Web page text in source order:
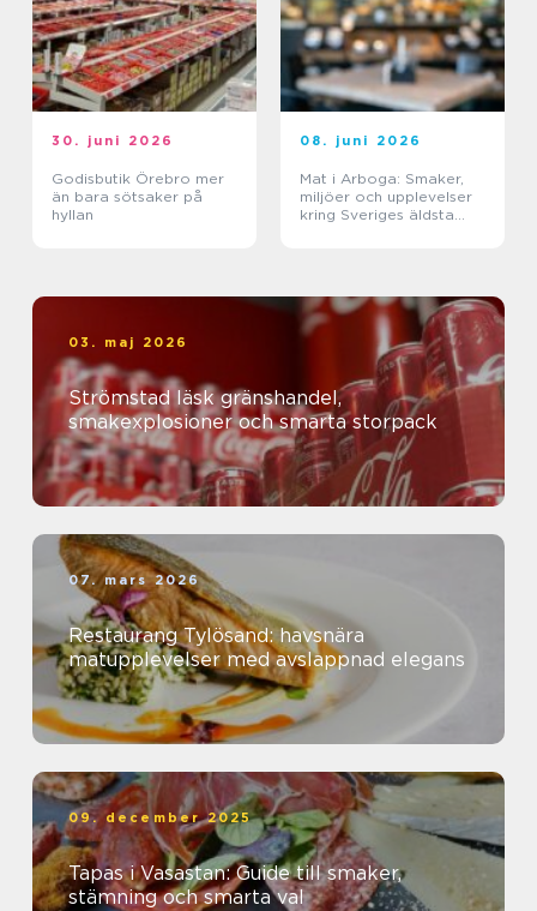
30. juni 2026
Godisbutik Örebro mer
än bara sötsaker på
hyllan
08. juni 2026
Mat i Arboga: Smaker,
miljöer och upplevelser
kring Sveriges äldsta
03. maj 2026
Strömstad läsk gränshandel,
smakexplosioner och smarta storpack
07. mars 2026
Restaurang Tylösand: havsnära
matupplevelser med avslappnad elegans
09. december 2025
Tapas i Vasastan: Guide till smaker,
stämning och smarta val